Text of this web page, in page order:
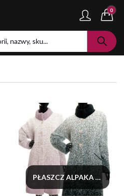
0
PŁASZCZ ALPAKA MELANŻ CIENIOWANY